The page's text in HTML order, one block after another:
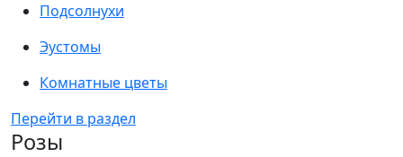
Подсолнухи
Эустомы
Комнатные цветы
Перейти в раздел
Розы